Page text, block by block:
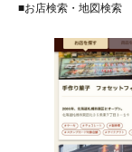
■お店検索・地図検索